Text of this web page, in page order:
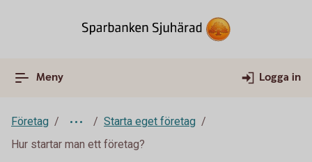
Meny Logga in
Företag
Starta eget företag
Hur startar man ett företag?